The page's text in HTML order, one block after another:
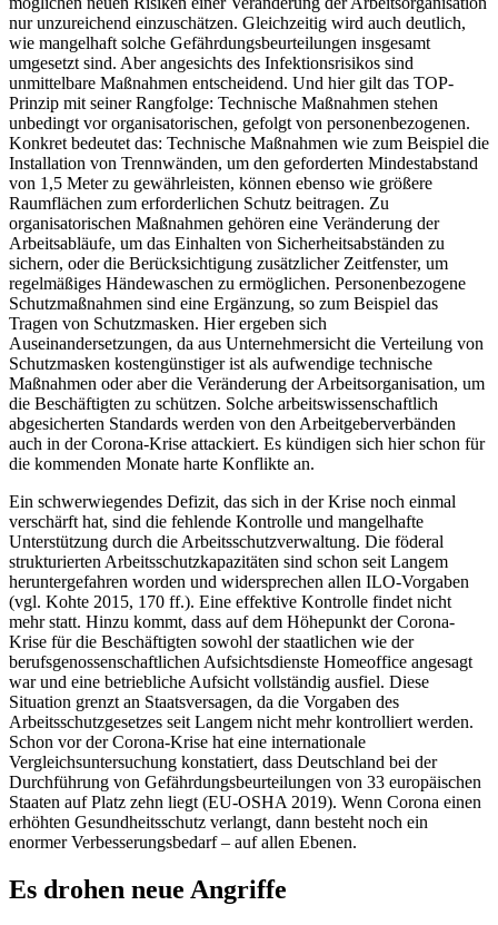
nur unzureichend einzuschätzen. Gleichzeitig wird auch deutlich,
wie mangelhaft solche Gefährdungsbeurteilungen insgesamt
umgesetzt sind. Aber angesichts des Infektionsrisikos sind
unmittelbare Maßnahmen entscheidend. Und hier gilt das TOP-
Prinzip mit seiner Rangfolge: Technische Maßnahmen stehen
unbedingt vor organisatorischen, gefolgt von personenbezogenen.
Konkret bedeutet das: Technische Maßnahmen wie zum Beispiel die
Installation von Trennwänden, um den geforderten Mindestabstand
von 1,5 Meter zu gewährleisten, können ebenso wie größere
Raumflächen zum erforderlichen Schutz beitragen. Zu
organisatorischen Maßnahmen gehören eine Veränderung der
Arbeitsabläufe, um das Einhalten von Sicherheitsabständen zu
sichern, oder die Berücksichtigung zusätzlicher Zeitfenster, um
regelmäßiges Händewaschen zu ermöglichen. Personenbezogene
Schutzmaßnahmen sind eine Ergänzung, so zum Beispiel das
Tragen von Schutzmasken. Hier ergeben sich
Auseinandersetzungen, da aus Unternehmersicht die Verteilung von
Schutzmasken kostengünstiger ist als aufwendige technische
Maßnahmen oder aber die Veränderung der Arbeitsorganisation, um
die Beschäftigten zu schützen. Solche arbeitswissenschaftlich
abgesicherten Standards werden von den Arbeitgeberverbänden
auch in der Corona-Krise attackiert. Es kündigen sich hier schon für
die kommenden Monate harte Konflikte an.
Ein schwerwiegendes Defizit, das sich in der Krise noch einmal
verschärft hat, sind die fehlende Kontrolle und mangelhafte
Unterstützung durch die Arbeitsschutzverwaltung. Die föderal
strukturierten Arbeitsschutzkapazitäten sind schon seit Langem
heruntergefahren worden und widersprechen allen ILO-Vorgaben
(vgl. Kohte 2015, 170 ff.). Eine effektive Kontrolle findet nicht
mehr statt. Hinzu kommt, dass auf dem Höhepunkt der Corona-
Krise für die Beschäftigten sowohl der staatlichen wie der
berufsgenossenschaftlichen Aufsichtsdienste Homeoffice angesagt
war und eine betriebliche Aufsicht vollständig ausfiel. Diese
Situation grenzt an Staatsversagen, da die Vorgaben des
Arbeitsschutzgesetzes seit Langem nicht mehr kontrolliert werden.
Schon vor der Corona-Krise hat eine internationale
Vergleichsuntersuchung konstatiert, dass Deutschland bei der
Durchführung von Gefährdungsbeurteilungen von 33 europäischen
Staaten auf Platz zehn liegt (EU-OSHA 2019). Wenn Corona einen
erhöhten Gesundheitsschutz verlangt, dann besteht noch ein
enormer Verbesserungsbedarf – auf allen Ebenen.
Es drohen neue Angriffe